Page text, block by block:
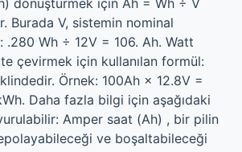
dönüştürmek için Ah = Wh ÷ V
Burada V, sistemin nominal
.280 Wh ÷ 12V = 106. Ah. Watt
çevirmek için kullanılan formül:
Örnek: 100Ah × 12.8V =
Daha fazla bilgi için aşağıdaki
Amper saat (Ah) , bir pilin
ve boşaltabileceği